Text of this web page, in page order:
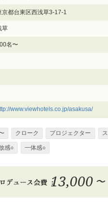
京都台東区西浅草3-17-1
草
名〜
www.viewhotels.co.jp/asakusa/
クローク プロジェクター
感○ 一体感○
13,000 〜